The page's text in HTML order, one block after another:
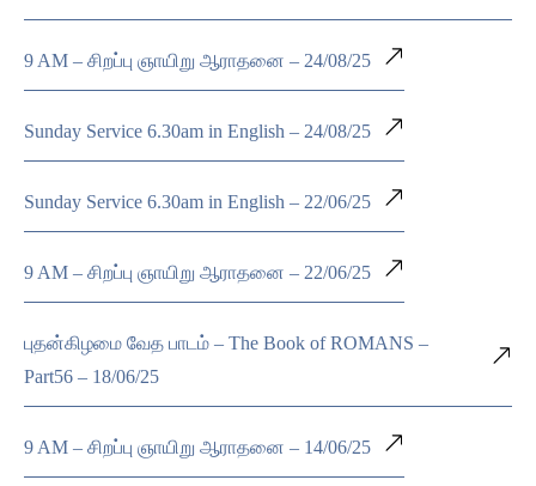
9 AM – சிறப்பு ஞாயிறு ஆராதனை – 24/08/25
Sunday Service 6.30am in English – 24/08/25
Sunday Service 6.30am in English – 22/06/25
9 AM – சிறப்பு ஞாயிறு ஆராதனை – 22/06/25
புதன்கிழமை வேத பாடம் – The Book of ROMANS –
Part56 – 18/06/25
9 AM – சிறப்பு ஞாயிறு ஆராதனை – 14/06/25